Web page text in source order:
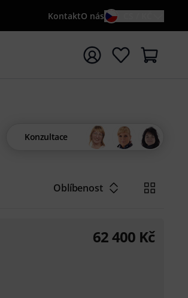
KontaktO nás
výrazem {searchTerm}
Konzultace
Oblíbenost
62 400 Kč